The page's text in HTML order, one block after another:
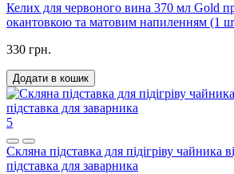
Келих для червоного вина 370 мл Gold
окантовкою та матовим напиленням (1
330 грн.
Додати в кошик
5
Скляна підставка для підігріву чайника
підставка для заварника